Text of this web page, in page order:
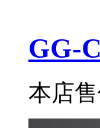
GG-
本店售